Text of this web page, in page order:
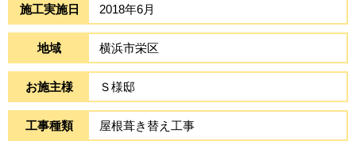
施工実施日 2018年6月
地域 横浜市栄区
お施主様 Ｓ様邸
工事種類 屋根葺き替え工事